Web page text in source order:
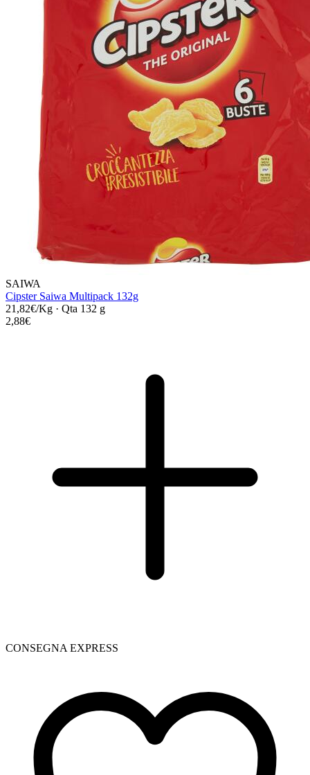
SAIWA
Cipster Saiwa Multipack 132g
21,82€/Kg · Qta 132 g
2,88€
CONSEGNA EXPRESS